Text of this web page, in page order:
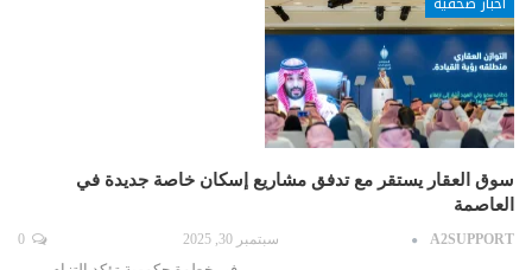
سوق العقار يستقر مع تدفق مشاريع إسكان خاصة جديدة في
العاصمة
A2SUPPORT سبتمبر 30, 2025